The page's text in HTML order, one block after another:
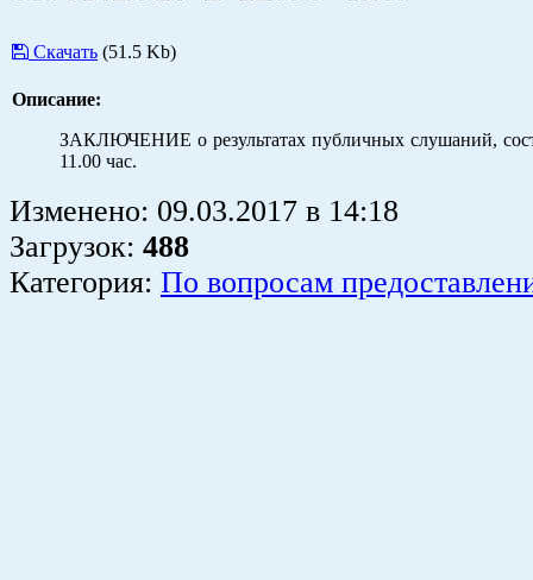
Скачать (51.5 Kb)
Описание:
ЗАКЛЮЧЕНИЕ о результатах публичных слушаний,
11.00 час.
Изменено: 09.03.2017 в 14:18
Загрузок: 488
Категория: По вопросам